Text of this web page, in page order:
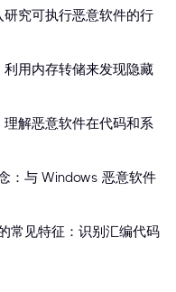
究可执行恶意软件的行
用内存转储来发现隐藏
解恶意软件在代码和系
：与 Windows 恶意软件
常见特征：识别汇编代码